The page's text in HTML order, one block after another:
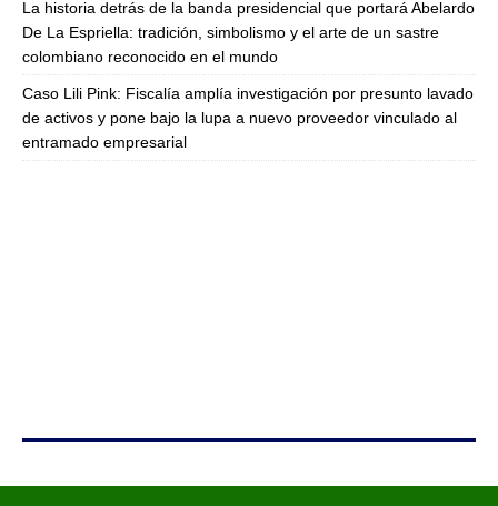
La historia detrás de la banda presidencial que portará Abelardo
De La Espriella: tradición, simbolismo y el arte de un sastre
colombiano reconocido en el mundo
Caso Lili Pink: Fiscalía amplía investigación por presunto lavado
de activos y pone bajo la lupa a nuevo proveedor vinculado al
entramado empresarial